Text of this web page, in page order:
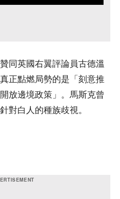
同英國右翼評論員古德溫
正點燃局勢的是「刻意推
放邊境政策」。馬斯克曾
對白人的種族歧視。